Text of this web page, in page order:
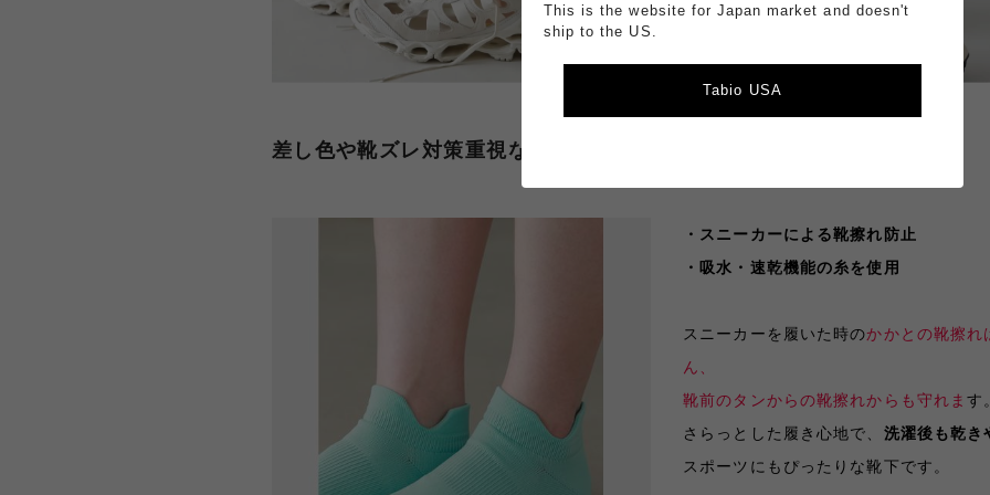
差し色や靴ズレ対策重視ならこっち！
・スニーカーによる靴擦れ防止
・吸水・速乾機能の糸を使用
スニーカーを履いた時のかかとの靴擦れ
ん、
靴前のタンからの靴擦れからも守れます
さらっとした履き心地で、 洗濯後も乾き
スポーツにもぴったりな靴下です。
This is the website for Japan market and doesn't
ship to the US.
Tabio USA